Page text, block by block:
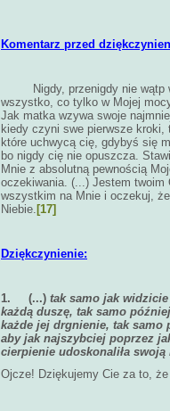
Komentarz przed
Nigdy, przenigdy nie wątp w
wszystko, co tylko w Mojej
Jak matka wzywa swoje
kiedy czyni swe pierwsze
które uchwycą cię, gdybyś się
bo nigdy cię nie opuszcza.
Mnie z absolutną pewnością
oczekiwania. (...) Jestem
wszystkim na Mnie i oczekuj,
Niebie. [17]
Dziękczynienie:
1. (...) tak samo jak
każdą duszę, tak samo
każde jej drgnienie, tak
aby jak najszybciej poprzez
cierpienie udoskonaliła swoją
Ojcze! Dziękujemy Cie za to,